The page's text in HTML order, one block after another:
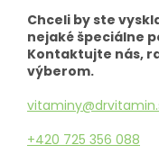
Chceli by ste
nejaké špeciálne
Kontaktujte nás,
výberom.
+420 725 356 088